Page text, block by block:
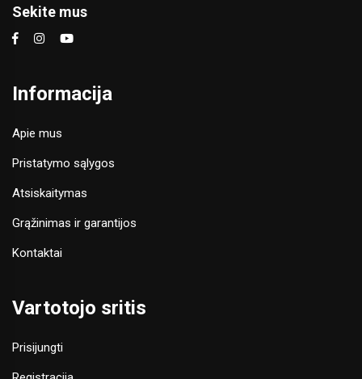
Sekite mus
Informacija
Apie mus
Pristatymo sąlygos
Atsiskaitymas
Grąžinimas ir garantijos
Kontaktai
Vartotojo sritis
Prisijungti